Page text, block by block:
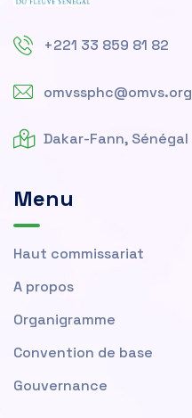
+221 33 859 81 82
omvssphc@omvs.org
Dakar-Fann, Sénégal
Menu
Haut commissariat
A propos
Organigramme
Convention de base
Gouvernance